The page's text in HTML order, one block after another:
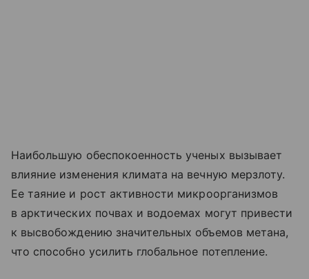
Наибольшую обеспокоенность ученых вызывает
влияние изменения климата на вечную мерзлоту.
Ее таяние и рост активности микроорганизмов
в арктических почвах и водоемах могут привести
к высвобождению значительных объемов метана,
что способно усилить глобальное потепление.